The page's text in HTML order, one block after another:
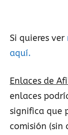
Si quieres ver
aquí.
Enlaces de
enlaces
significa que
comisión (sin